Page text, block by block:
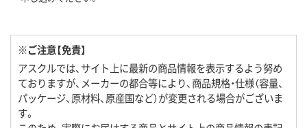
※ご注意【免責】
アスクルでは、サイト上に最新の商品情報を表示するよう努め
ておりますが、メーカーの都合等により、商品規格・仕様（容量、
パッケージ、原材料、原産国など）が変更される場合がございま
す。